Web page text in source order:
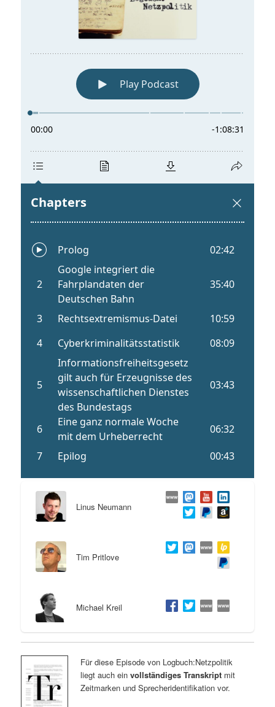
Linus Neumann
Tim Pritlove
Michael Kreil
Für diese Episode von Logbuch:Netzpolitik
liegt auch ein vollständiges Transkriptmit
Zeitmarken und Sprecheridentifikation vor.